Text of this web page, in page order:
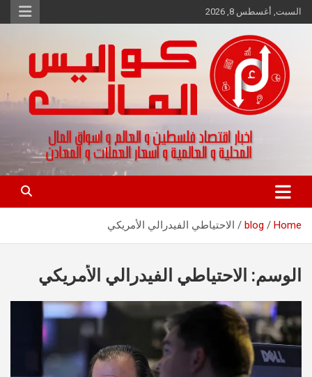
Skip
to
السبت, أغسطس 8, 2026
كواليس المال
اخبار اقتصاد فلسطين و العالم و تقارير اسواق المال و العملات
Home
blog الاحتياطي الفيدرالي الأمريكي
الوسم: الاحتياطي الفيدرالي الأمريكي